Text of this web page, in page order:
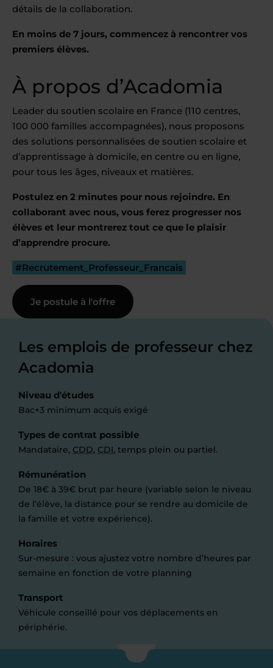
détails de la collaboration.
En moins de 7 jours, commencez à rencontrer vos
premiers élèves.
À propos d’Acadomia
Leader du soutien scolaire en France (110 centres,
100 000 familles accompagnées), nous proposons
des solutions personnalisées de soutien scolaire et
d’apprentissage à domicile, en centre ou en ligne,
pour tous les âges, niveaux et matières.
Postulez en 2 minutes pour nous rejoindre. En
collaborant avec nous, vous ferez progresser nos
élèves et leur montrerez tout ce que le plaisir
d’apprendre procure.
#Recrutement_Professeur_Francais
Je postule à l'offre
Les emplois de professeur chez
Acadomia
Niveau d'études
Bac+3 minimum acquis exigé
Types de contrat possible
Mandataire, CDD, CDI, temps plein ou partiel.
Rémunération
De 18€ à 39€ brut par heure (variable selon le niveau
de l’élève, la distance pour se rendre au domicile de
la famille et votre expérience).
Horaires
Sur-mesure : vous ajustez votre nombre d’heures par
semaine en fonction de votre planning
Transport
Véhicule conseillé pour vos déplacements en
périphérie.